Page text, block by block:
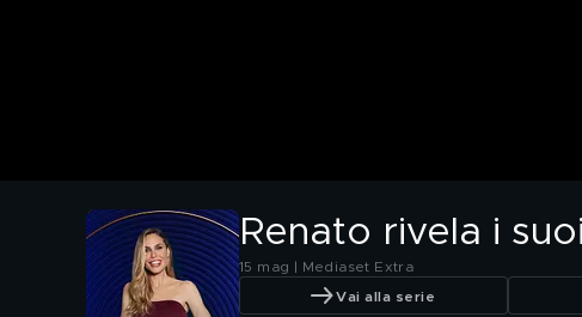
Renato rivela i
15 mag | Mediaset Extra
Vai alla serie